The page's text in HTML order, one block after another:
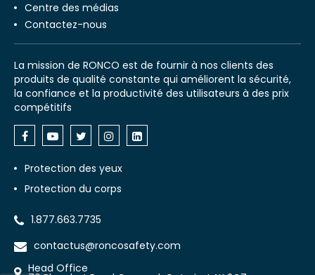
Centre des médias
Contactez-nous
La mission de RONCO est de fournir à nos clients des
produits de qualité constante qui améliorent la sécurité,
la confiance et la productivité des utilisateurs à des prix
compétitifs
Protection des yeux
Protection du corps
1.877.663.7735
contactus@roncosafety.com
Head Office